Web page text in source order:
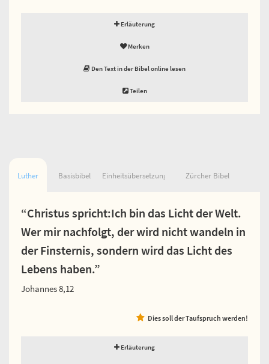
Erläuterung
Merken
Den Text in der Bibel online lesen
Teilen
Luther Basisbibel Einheitsübersetzung Zürcher Bibel
“Christus spricht:Ich bin das Licht der Welt.
Wer mir nachfolgt, der wird nicht wandeln in
der Finsternis, sondern wird das Licht des
Lebens haben.”
Johannes 8,12
Dies soll der Taufspruch werden!
Erläuterung